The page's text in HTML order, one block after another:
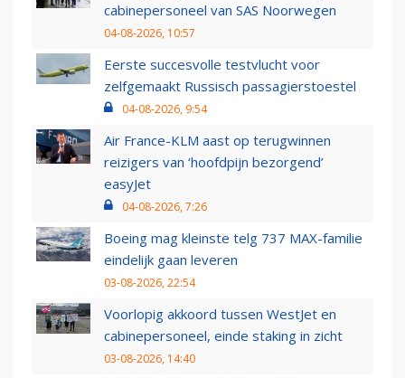
cabinepersoneel van SAS Noorwegen
04-08-2026, 10:57
Eerste succesvolle testvlucht voor
zelfgemaakt Russisch passagierstoestel
04-08-2026, 9:54
Air France-KLM aast op terugwinnen
reizigers van ‘hoofdpijn bezorgend’
easyJet
04-08-2026, 7:26
Boeing mag kleinste telg 737 MAX-familie
eindelijk gaan leveren
03-08-2026, 22:54
Voorlopig akkoord tussen WestJet en
cabinepersoneel, einde staking in zicht
03-08-2026, 14:40